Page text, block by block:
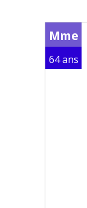
Mme
64 ans